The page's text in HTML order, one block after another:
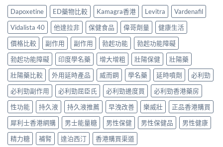
中
與
正
貨
渠
道〉
中
男
士
保
健
品
真
實
比
較
與
選
購
指
南〉
中
常
見
作
用
完
整
說
明
與
安
全
用
指
南〉
中
果
真
相：
香
港
用
家
實
測
與
正
貨
買
指
南〉
Dapoxetine ED藥物比較 Kamagra香港 Levitra
Vardenafil
Vidalista 40
他達拉非 保健食品 偉哥劑量
健康生活
價格比較
副作用 副作用 勃起功能
勃起功能障礙
勃起功能障礙
印度學名藥 增大增粗 壯陽保健
壯陽藥
壯陽藥比較
外用延時產品 威而鋼 學名藥 延時噴劑
必利勁
必利勁副作用
必利勁屈臣氏 必利勁邊度買
必利勁香港藥房
性功能
持久液 持久液推薦 早洩改善 樂威壯
正品香港購買
犀利士香港網購
男士能量糖 男性保健 男性保健品
男性健康
精力糖
補腎 達泊西汀 香港購買渠道